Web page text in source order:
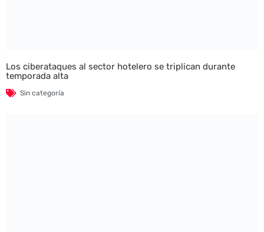
Los ciberataques al sector hotelero se triplican durante
temporada alta
Sin categoría